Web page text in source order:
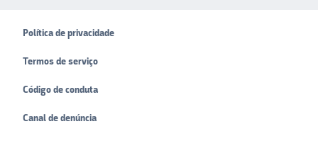
Política de privacidade
Termos de serviço
Código de conduta
Canal de denúncia